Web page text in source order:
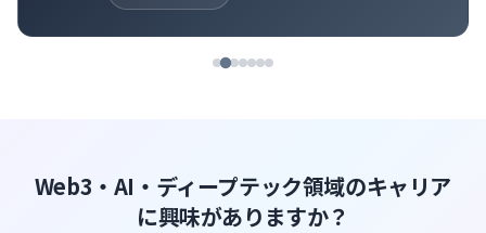
Web3・AI・ディープテック領域のキャリア
に興味がありますか？